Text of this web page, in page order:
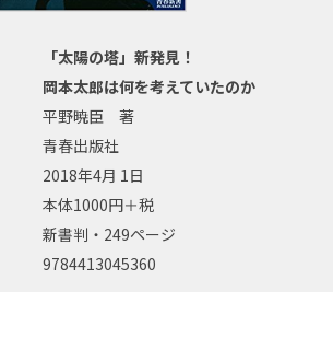
「太陽の塔」新発見！
岡本太郎は何を考えていたのか
平野暁臣 著
青春出版社
2018年4月 1日
本体1000円＋税
新書判・249ページ
9784413045360